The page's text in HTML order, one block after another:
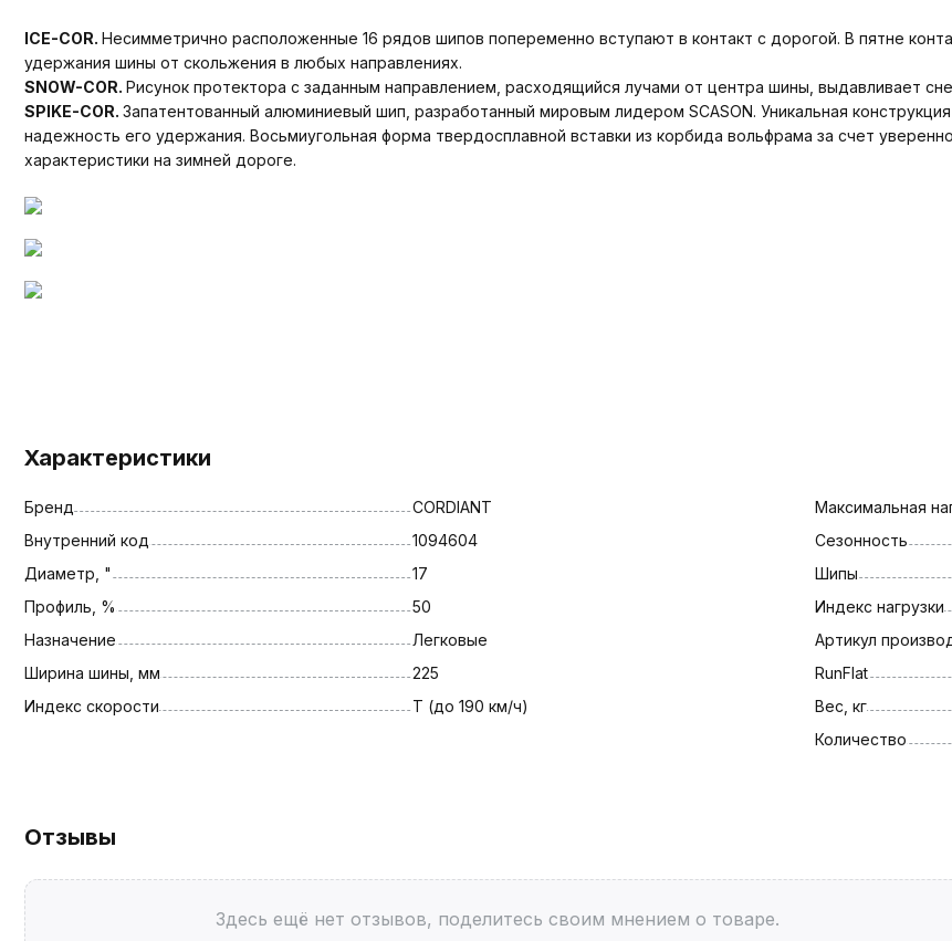
ICE-COR. Несимметрично расположенные 16 рядов шипов попеременно вступают в контакт с дорогой. В пятне
удержания шины от скольжения в любых направлениях.
SNOW-COR. Рисунок протектора с заданным направлением, расходящийся лучами от центра шины, выдавливает
SPIKE-COR. Запатентованный алюминиевый шип, разработанный мировым лидером SCASON. Уникальная
надежность его удержания. Восьмиугольная форма твердосплавной вставки из корбида вольфрама за счет
характеристики на зимней дороге.
Характеристики
Бренд
CORDIANT
Внутренний код
1094604
Диаметр, "
17
Профиль, %
50
Назначение
Легковые
Ширина шины, мм
225
Индекс скорости
T (до 190 км/ч)
Максимальная
Сезонность
Шипы
Индекс нагрузки
Артикул
RunFlat
Вес, кг
Количество
Отзывы
Здесь ещё нет отзывов, поделитесь своим мнением о товаре.